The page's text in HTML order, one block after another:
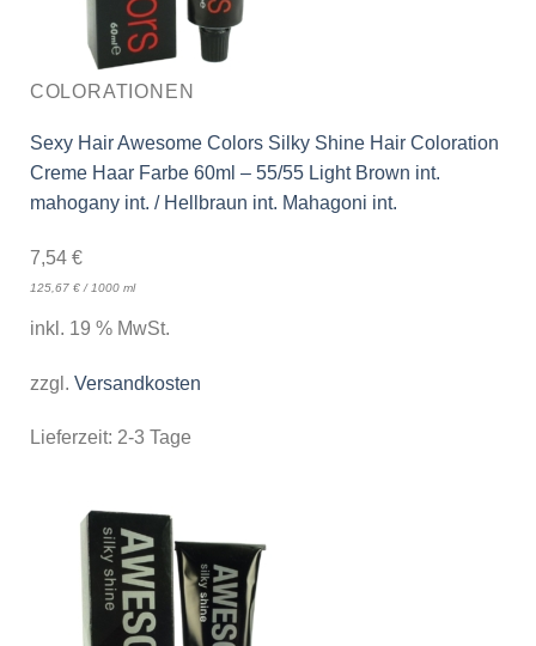
COLORATIONEN
Sexy Hair Awesome Colors Silky Shine Hair Coloration
Creme Haar Farbe 60ml – 55/55 Light Brown int.
mahogany int. / Hellbraun int. Mahagoni int.
7,54 €
125,67 €/ 1000 ml
inkl. 19 % MwSt.
zzgl. Versandkosten
Lieferzeit: 2-3 Tage